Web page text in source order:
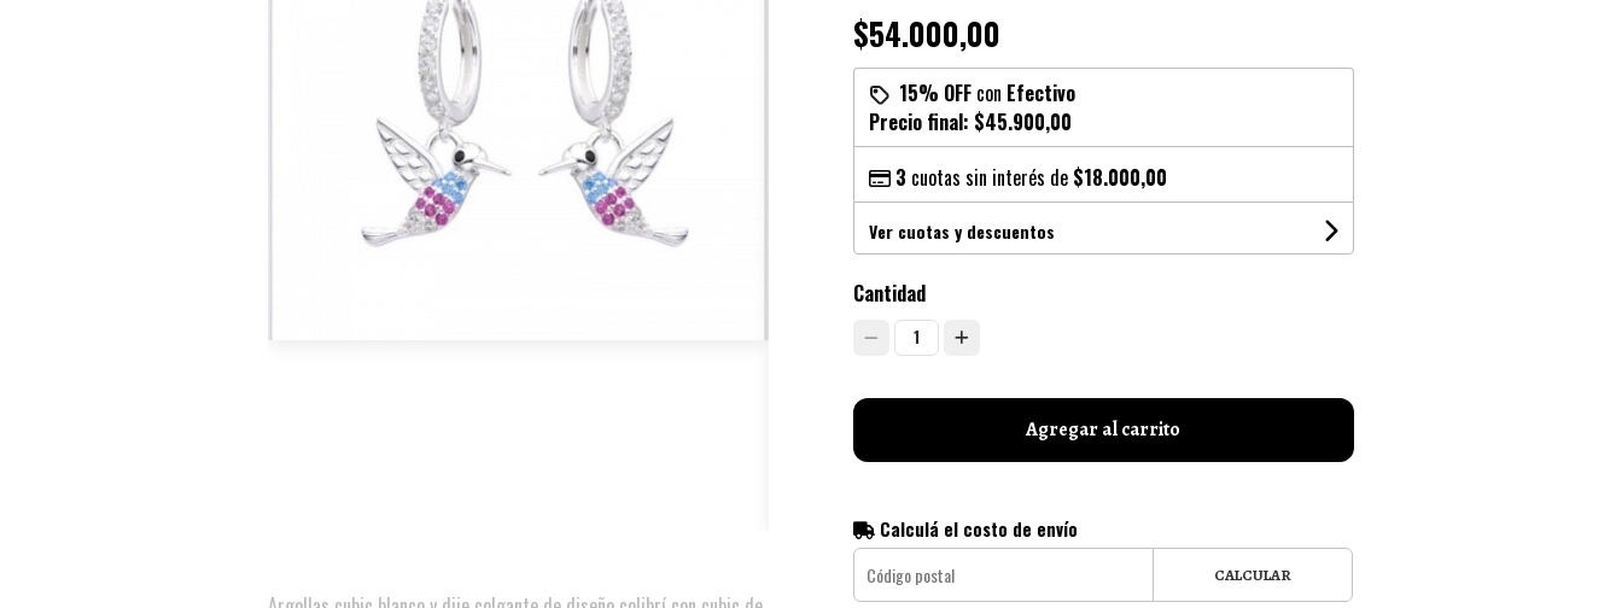
$54.000,00
15% OFFcon Efectivo
Precio final: $45.900,00
3 cuotas sin interés de $18.000,00
Ver cuotas y descuentos
Cantidad
1
Agregar al carrito
Calculá el costo de envío
CALCULAR